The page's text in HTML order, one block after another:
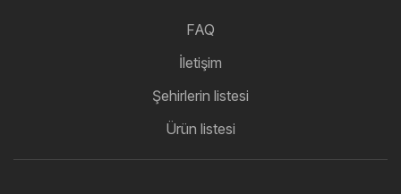
FAQ
İletişim
Şehirlerin listesi
Ürün listesi